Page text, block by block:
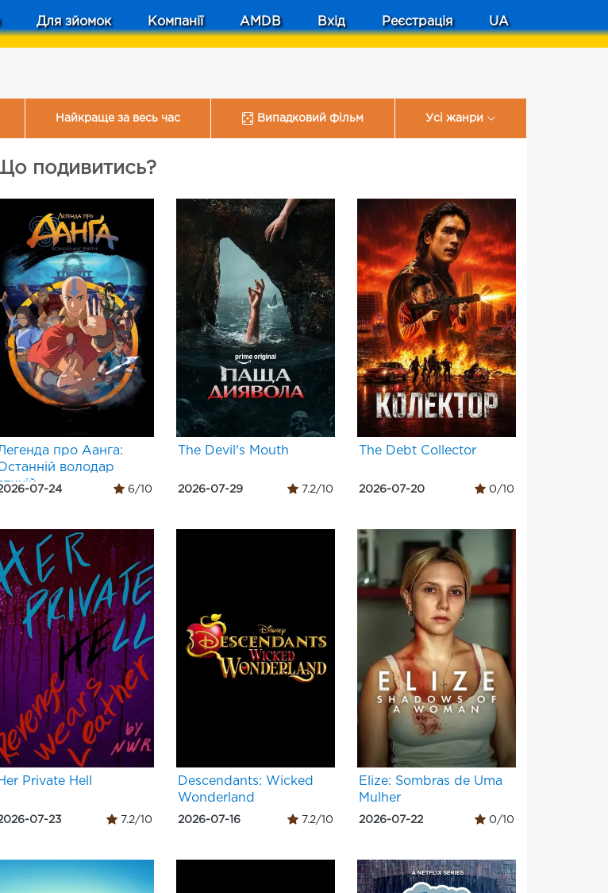
Для зйомок Компанії AMDB Вхід Реєстрація UA
Найкраще за весь час Випадковий фільм Усі жанри
подивитись?
про Аанга:
володар
07-24 6/10
The Devil's Mouth
2026-07-29 7.2/10
The Debt Collector
2026-07-20 0/10
Private Hell
07-23 7.2/10
Descendants: Wicked
Wonderland
2026-07-16 7.2/10
Elize: Sombras de Uma
Mulher
2026-07-22 0/10